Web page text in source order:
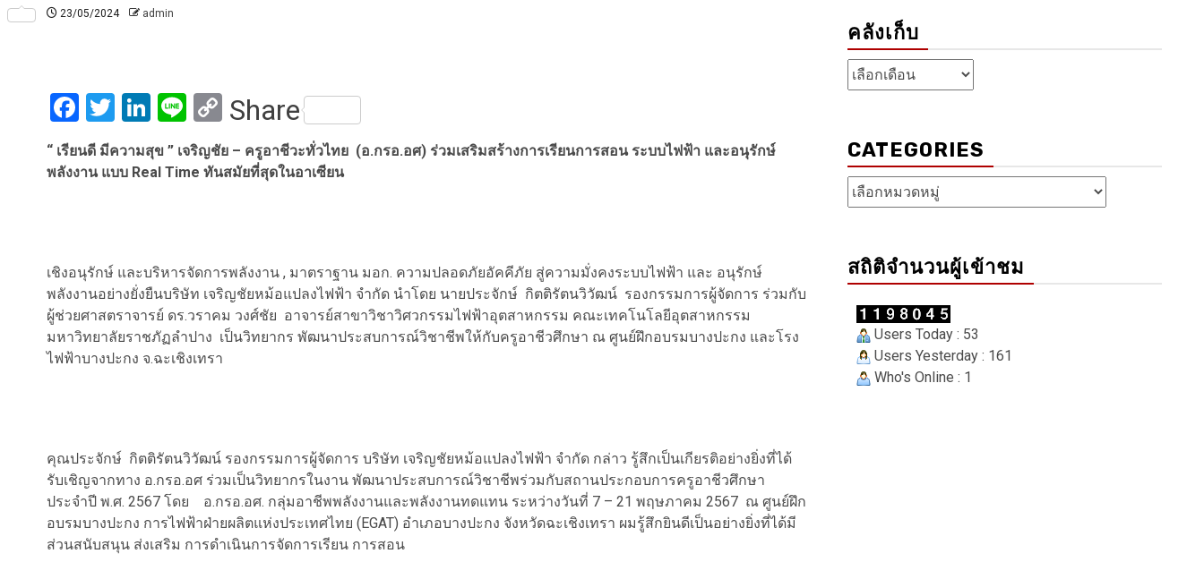
23/05/2024 admin
Facebook
Twitter
LinkedIn
LineCopy
Share
“ เรียนดี มีความสุข ” เจริญชัย – ครูอาชีวะทั่วไทย (อ.กรอ.อศ) ร่วมเสริมสร้างการเรียนการสอน ระบบไฟฟ้า และอนุรักษ์
พลังงาน แบบ Real Time ทันสมัยที่สุดในอาเซียน
เชิงอนุรักษ์ และบริหารจัดการพลังงาน , มาตราฐาน มอก. ความปลอดภัยอัคคีภัย สู่ความมั่งคงระบบไฟฟ้า และ อนุรักษ์
พลังงานอย่างยั่งยืนบริษัท เจริญชัยหม้อแปลงไฟฟ้า จำกัด นำโดย นายประจักษ์ กิตติรัตนวิวัฒน์ รองกรรมการผู้จัดการ ร่วมกับ
ผู้ช่วยศาสตราจารย์ ดร.วราคม วงศ์ชัย อาจารย์สาขาวิชาวิศวกรรมไฟฟ้าอุตสาหกรรม คณะเทคโนโลยีอุตสาหกรรม
มหาวิทยาลัยราชภัฏลำปาง เป็นวิทยากร พัฒนาประสบการณ์วิชาชีพให้กับครูอาชีวศึกษา ณ ศูนย์ฝึกอบรมบางปะกง และโรง
ไฟฟ้าบางปะกง จ.ฉะเชิงเทรา
คุณประจักษ์ กิตติรัตนวิวัฒน์ รองกรรมการผู้จัดการ บริษัท เจริญชัยหม้อแปลงไฟฟ้า จำกัด กล่าว รู้สึกเป็นเกียรติอย่างยิ่งที่ได้
รับเชิญจากทาง อ.กรอ.อศ ร่วมเป็นวิทยากรในงาน พัฒนาประสบการณ์วิชาชีพร่วมกับสถานประกอบการครูอาชีวศึกษา
ประจำปี พ.ศ. 2567 โดย อ.กรอ.อศ. กลุ่มอาชีพพลังงานและพลังงานทดแทน ระหว่างวันที่ 7 – 21 พฤษภาคม 2567 ณ ศูนย์ฝึก
อบรมบางปะกง การไฟฟ้าฝ่ายผลิตแห่งประเทศไทย (EGAT) อำเภอบางปะกง จังหวัดฉะเชิงเทรา ผมรู้สึกยินดีเป็นอย่างยิ่งที่ได้มี
ส่วนสนับสนุน ส่งเสริม การดำเนินการจัดการเรียน การสอน
คลังเก็บ
คลัง
เก็บ
CATEGORIES
Categories
สถิติจำนวนผู้เข้าชม
Users Today : 53
Users Yesterday : 161
Who's Online : 1
Link